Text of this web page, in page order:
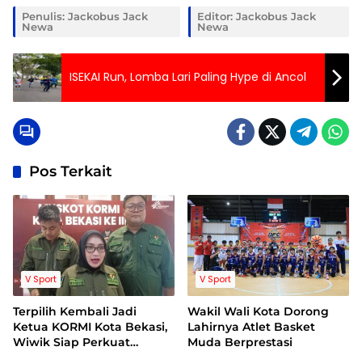
Penulis: Jackobus Jack
Newa
Editor: Jackobus Jack
Newa
ISEKAI Run, Lomba Lari Paling Hype di Ancol
Pos Terkait
V Sport
Terpilih Kembali Jadi
Ketua KORMI Kota Bekasi,
Wiwik Siap Perkuat
V Sport
Wakil Wali Kota Dorong
Lahirnya Atlet Basket
Muda Berprestasi